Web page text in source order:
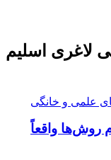
لاغری اسلیم
واقعاً